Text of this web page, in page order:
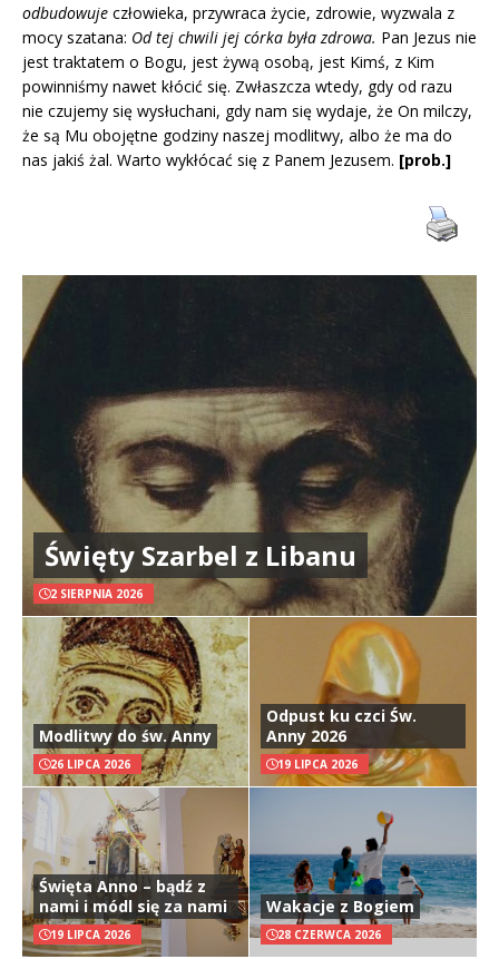
odbudowuje człowieka, przywraca życie, zdrowie, wyzwala z
mocy szatana: Od tej chwili jej córka była zdrowa. Pan Jezus nie
jest traktatem o Bogu, jest żywą osobą, jest Kimś, z Kim
powinniśmy nawet kłócić się. Zwłaszcza wtedy, gdy od razu
nie czujemy się wysłuchani, gdy nam się wydaje, że On milczy,
że są Mu obojętne godziny naszej modlitwy, albo że ma do
nas jakiś żal. Warto wykłócać się z Panem Jezusem. [prob.]
Święty Szarbel z Libanu
2 SIERPNIA 2026
Modlitwy do św. Anny
26 LIPCA 2026
Odpust ku czci Św.
Anny 2026
19 LIPCA 2026
Święta Anno – bądź z
nami i módl się za nami
19 LIPCA 2026
Wakacje z Bogiem
28 CZERWCA 2026